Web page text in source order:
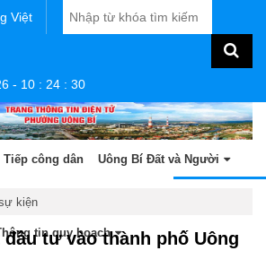
Việt
- 10 : 24 : 31
Tiếp công dân Uông Bí Đất và Người
Sản phẩm OCOP
tin quy hoạch
kiện
tư vào thành phố Uông